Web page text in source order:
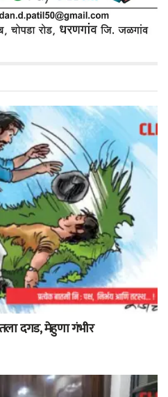
दगड, मेहुणा गंभीर